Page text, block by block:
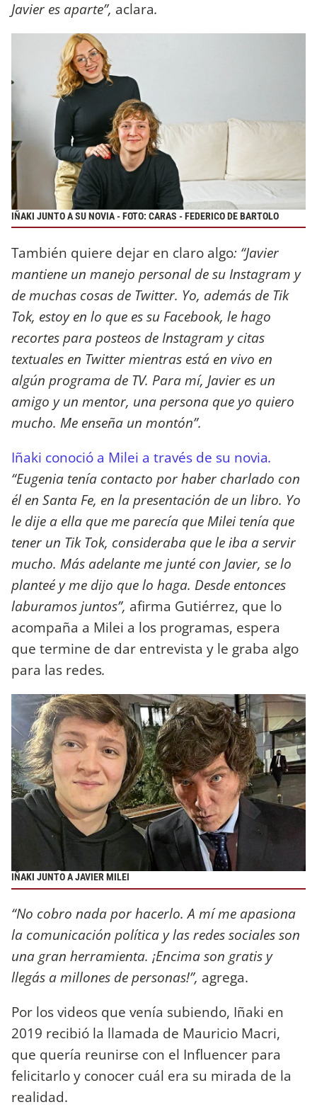
Javier es aparte”, aclara.
IÑAKI JUNTO A SU NOVIA - FOTO: CARAS - FEDERICO DE BARTOLO
También quiere dejar en claro algo: “Javier
mantiene un manejo personal de su Instagram y
de muchas cosas de Twitter. Yo, además de Tik
Tok, estoy en lo que es su Facebook, le hago
recortes para posteos de Instagram y citas
textuales en Twitter mientras está en vivo en
algún programa de TV. Para mí, Javier es un
amigo y un mentor, una persona que yo quiero
mucho. Me enseña un montón”.
Iñaki conoció a Milei a través de su novia.
“Eugenia tenía contacto por haber charlado con
él en Santa Fe, en la presentación de un libro. Yo
le dije a ella que me parecía que Milei tenía que
tener un Tik Tok, consideraba que le iba a servir
mucho. Más adelante me junté con Javier, se lo
planteé y me dijo que lo haga. Desde entonces
laburamos juntos”, afirma Gutiérrez, que lo
acompaña a Milei a los programas, espera
que termine de dar entrevista y le graba algo
para las redes.
IÑAKI JUNTO A JAVIER MILEI
“No cobro nada por hacerlo. A mí me apasiona
la comunicación política y las redes sociales son
una gran herramienta. ¡Encima son gratis y
llegás a millones de personas!”, agrega.
Por los videos que venía subiendo, Iñaki en
2019 recibió la llamada de Mauricio Macri,
que quería reunirse con el Influencer para
felicitarlo y conocer cuál era su mirada de la
realidad.